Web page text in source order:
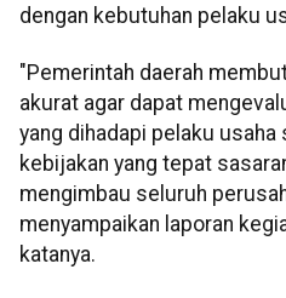
dengan kebutuhan pelaku
"Pemerintah daerah
akurat agar dapat
yang dihadapi pelaku
kebijakan yang tepat
mengimbau seluruh
menyampaikan laporan
katanya.